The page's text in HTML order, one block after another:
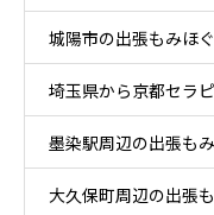
城陽市の出張もみほ
埼玉県から京都セラ
墨染駅周辺の出張も
大久保町周辺の出張